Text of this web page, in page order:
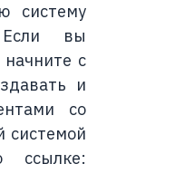
систему
Если вы
с
и
со
системой
ссылке: